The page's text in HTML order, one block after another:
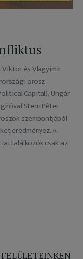
Viktor és Vlagyimir
orosz
Capital), Ungár
Stern Péter.
szempontjából
eredményez. A
találkozók csak az